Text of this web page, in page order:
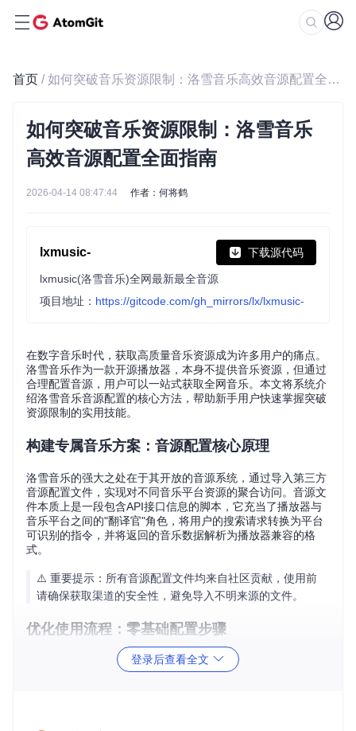
首页 / 如何突破音乐资源限制：洛雪音乐高效音源配置全面指南
如何突破音乐资源限制：洛雪音乐
高效音源配置全面指南
2026-04-14 08:47:44 作者：何将鹤
lxmusic- 下载源代码
lxmusic(洛雪音乐)全网最新最全音源
项目地址： https://gitcode.com/gh_mirrors/lx/lxmusic-
在数字音乐时代，获取高质量音乐资源成为许多用户的痛点。
洛雪音乐作为一款开源播放器，本身不提供音乐资源，但通过
合理配置音源，用户可以一站式获取全网音乐。本文将系统介
绍洛雪音乐音源配置的核心方法，帮助新手用户快速掌握突破
资源限制的实用技能。
构建专属音乐方案：音源配置核心原理
洛雪音乐的强大之处在于其开放的音源系统，通过导入第三方
音源配置文件，实现对不同音乐平台资源的聚合访问。音源文
件本质上是一段包含API接口信息的脚本，它充当了播放器与
音乐平台之间的"翻译官"角色，将用户的搜索请求转换为平台
可识别的指令，并将返回的音乐数据解析为播放器兼容的格
式。
⚠️ 重要提示：所有音源配置文件均来自社区贡献，使用前
请确保获取渠道的安全性，避免导入不明来源的文件。
优化使用流程：零基础配置步骤
登录后查看全文